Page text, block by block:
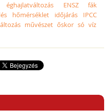
éghajlatváltozás ENSZ
fák
hőmérséklet időjárás
IPCC
művészet őskor só víz